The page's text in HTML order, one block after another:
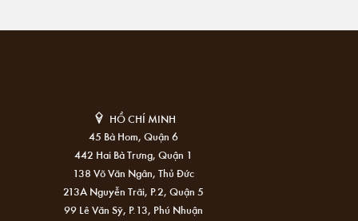
HỒ CHÍ MINH
45 Bà Hom, Quận 6
442 Hai Bà Trưng, Quận 1
138 Võ Văn Ngân, Thủ Đức
213A Nguyễn Trãi, P.2, Quận 5
99 Lê Văn Sỹ, P.13, Phú Nhuận